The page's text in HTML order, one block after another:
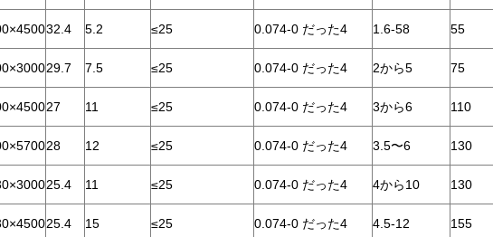
32.4 5.2 ≤25 0.074-0 だった4 1.6-58 55
29.7 7.5 ≤25 0.074-0 だった4 2から5 75
27 11 ≤25 0.074-0 だった4 3から6 110
28 12 ≤25 0.074-0 だった4 3.5〜6 130
25.4 11 ≤25 0.074-0 だった4 4から10 130
25.4 15 ≤25 0.074-0 だった4 4.5-12 155